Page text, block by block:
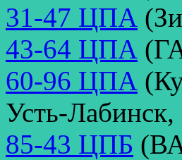
31-47 ЦПА
43-64 ЦПА
60-96 ЦПА
Усть-
85-43 ЦПБ